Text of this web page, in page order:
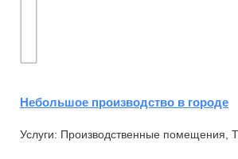
Небольшое производство в городе
Услуги: Производственные помещения,